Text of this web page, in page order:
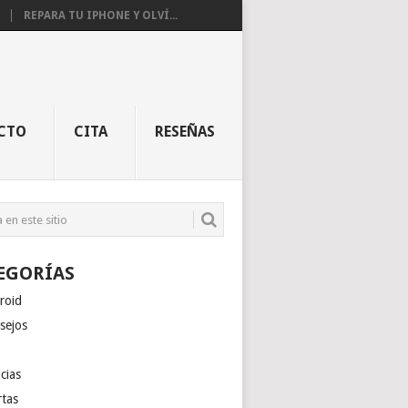
REPARA TU IPHONE Y OLVÍ...
CITA RESEÑAS